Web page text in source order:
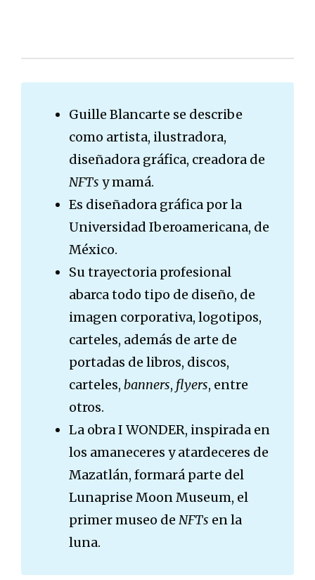
Guille Blancarte se describe
como artista, ilustradora,
diseñadora gráfica, creadora de
NFTs y mamá.
Es diseñadora gráfica por la
Universidad Iberoamericana, de
México.
Su trayectoria profesional
abarca todo tipo de diseño, de
imagen corporativa, logotipos,
carteles, además de arte de
portadas de libros, discos,
carteles, banners, flyers, entre
otros.
La obra I WONDER, inspirada en
los amaneceres y atardeceres de
Mazatlán, formará parte del
Lunaprise Moon Museum, el
primer museo de NFTs en la
luna.